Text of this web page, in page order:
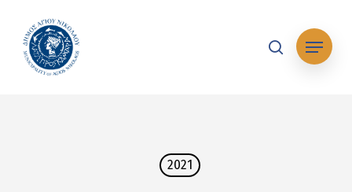
main
content
searchΜενού
2021